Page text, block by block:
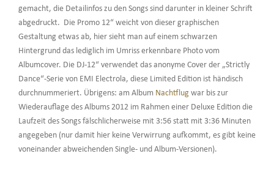
gemacht, die Detailinfos zu den Songs sind darunter in kleiner Schrift
abgedruckt. Die Promo 12“ weicht von dieser graphischen
Gestaltung etwas ab, hier sieht man auf einem schwarzen
Hintergrund das lediglich im Umriss erkennbare Photo vom
Albumcover. Die DJ-12“ verwendet das anonyme Cover der „Strictly
Dance“-Serie von EMI Electrola, diese Limited Edition ist händisch
durchnummeriert. Übrigens: am Album Nachtflugwar bis zur
Wiederauflage des Albums 2012 im Rahmen einer Deluxe Edition die
Laufzeit des Songs fälschlicherweise mit 3:56 statt mit 3:36 Minuten
angegeben (nur damit hier keine Verwirrung aufkommt, es gibt keine
voneinander abweichenden Single- und Album-Versionen).